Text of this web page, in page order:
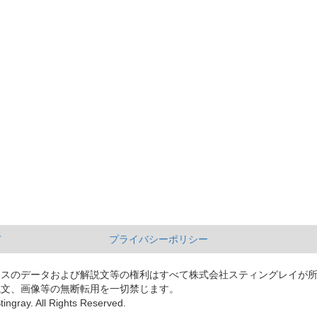
プライバシーポリシー
のデータおよび解説文等の権利はすべて株式会社スティングレイが
、画像等の無断転用を一切禁じます。
All Rights Reserved.